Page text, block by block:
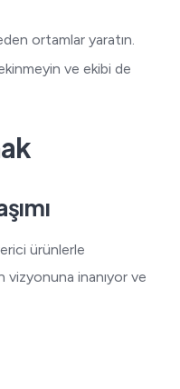
ortamlar yaratın.
ve ekibi de
ürünlerle
vizyonuna inanıyor ve